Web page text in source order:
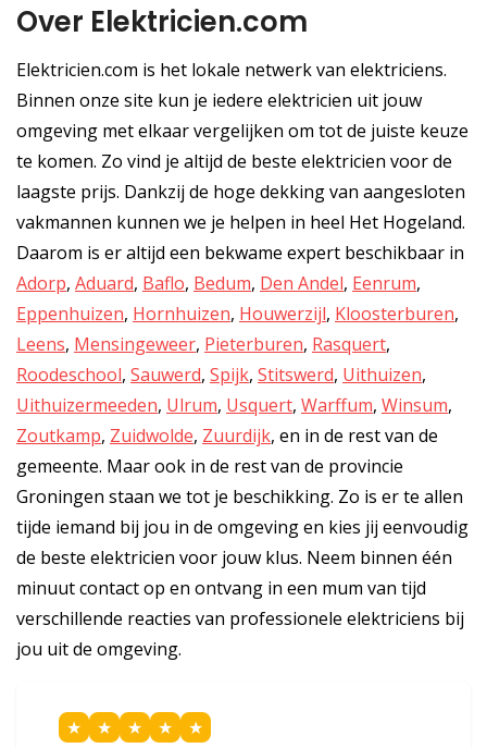
Over Elektricien.com
Elektricien.com is het lokale netwerk van elektriciens.
Binnen onze site kun je iedere elektricien uit jouw
omgeving met elkaar vergelijken om tot de juiste keuze
te komen. Zo vind je altijd de beste elektricien voor de
laagste prijs. Dankzij de hoge dekking van aangesloten
vakmannen kunnen we je helpen in heel Het Hogeland.
Daarom is er altijd een bekwame expert beschikbaar in
Adorp, Aduard, Baflo, Bedum, Den Andel, Eenrum,
Eppenhuizen, Hornhuizen, Houwerzijl, Kloosterburen,
Leens, Mensingeweer, Pieterburen, Rasquert,
Roodeschool, Sauwerd, Spijk, Stitswerd, Uithuizen,
Uithuizermeeden, Ulrum, Usquert, Warffum, Winsum,
Zoutkamp, Zuidwolde, Zuurdijk, en in de rest van de
gemeente. Maar ook in de rest van de provincie
Groningen staan we tot je beschikking. Zo is er te allen
tijde iemand bij jou in de omgeving en kies jij eenvoudig
de beste elektricien voor jouw klus. Neem binnen één
minuut contact op en ontvang in een mum van tijd
verschillende reacties van professionele elektriciens bij
jou uit de omgeving.
★ ★ ★ ★ ★